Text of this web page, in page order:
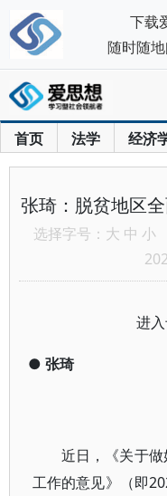
首页 法学 经济
张琦：脱贫地区
选择字号： 大 中 小
进入
● 张琦
近日，《关于
工作的意见》（即
下载
随时随